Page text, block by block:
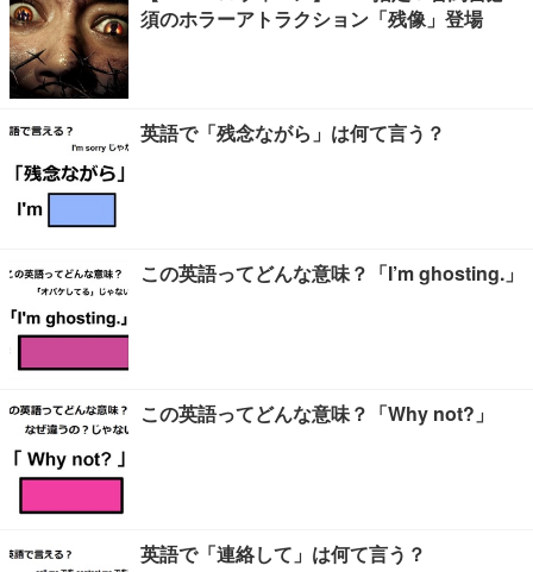
須のホラーアトラクション「残像」登場
英語で「残念ながら」は何て言う？
この英語ってどんな意味？「I’m ghosting.」
この英語ってどんな意味？「Why not?」
英語で「連絡して」は何て言う？